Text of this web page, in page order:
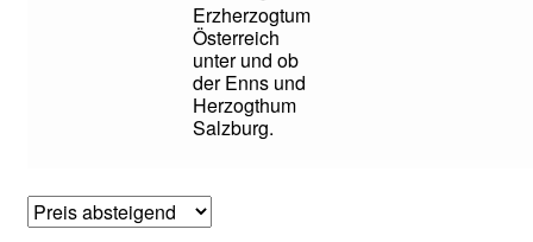
Erzherzogtum
Österreich
unter und ob
der Enns und
Herzogthum
Salzburg.